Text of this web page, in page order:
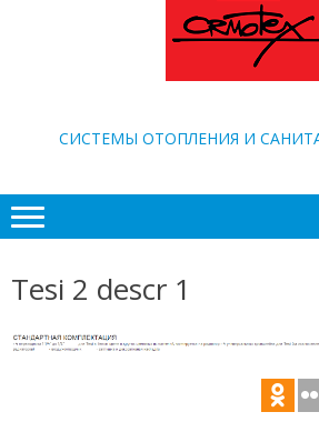
CИСТЕМЫ ОТОПЛЕНИЯ И
Tesi 2 descr 1